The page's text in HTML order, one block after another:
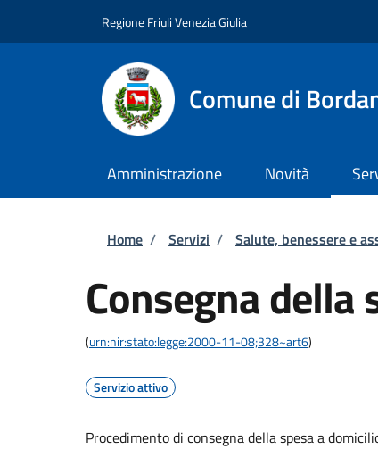
Regione Friuli Venezia Giulia
Comune di
Amministrazione Novità
Briciole di pane
Home / Servizi / Salute, benessere e
Consegna della
(urn:nir:stato:legge:2000-11-08;328~art6)
Servizio attivo
Procedimento di consegna della spesa a